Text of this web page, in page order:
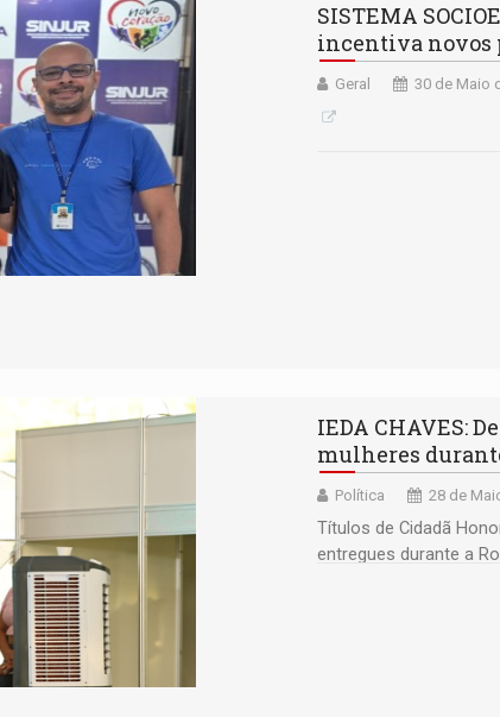
SISTEMA
incentiva novos
Geral 30 de Maio
IEDA CHAVES:
mulheres
Política 28 de
Títulos de Cidadã
entregues durante a